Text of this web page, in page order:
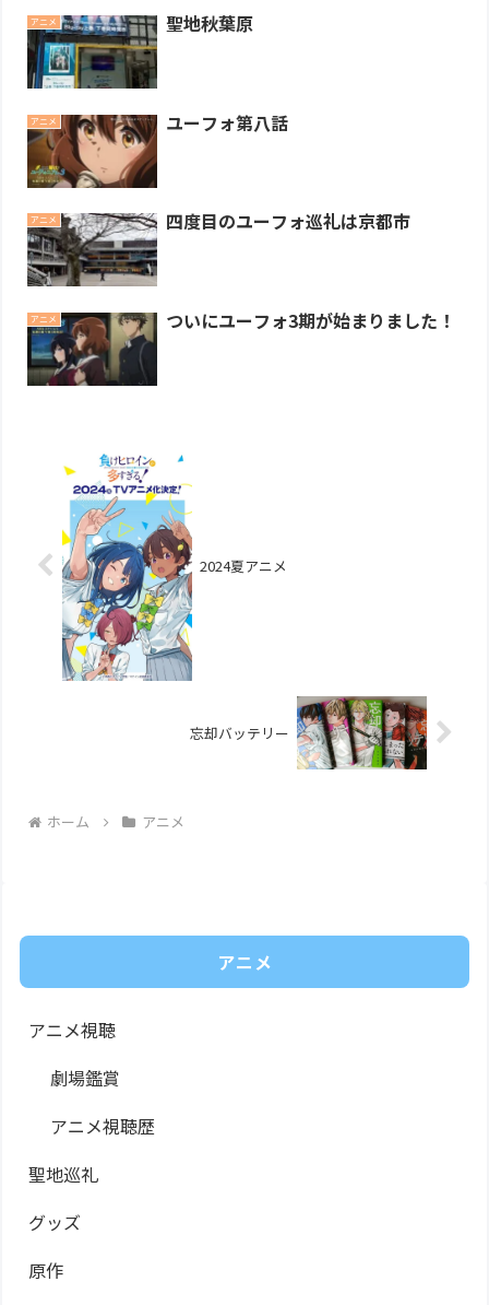
アニメ 聖地秋葉原
アニメ ユーフォ第八話
アニメ 四度目のユーフォ巡礼は京都市
アニメ ついにユーフォ3期が始まりました！
2024夏アニメ
忘却バッテリー
ホーム アニメ
アニメ
アニメ視聴
劇場鑑賞
アニメ視聴歴
聖地巡礼
グッズ
原作